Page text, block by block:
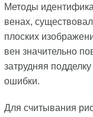
Методы
венах,
плоских
вен значительно
затрудняя
ошибки.
Для считывания